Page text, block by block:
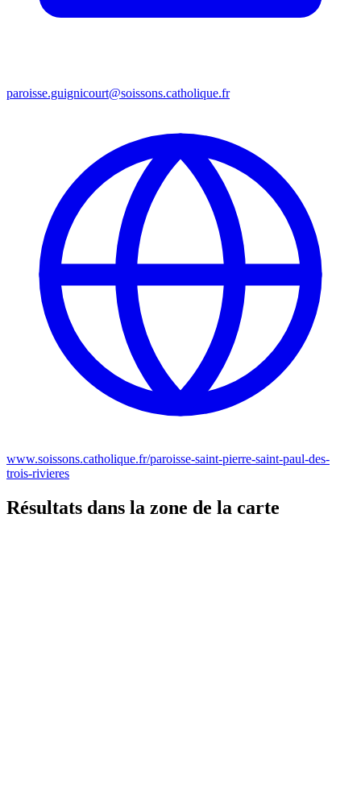
paroisse.guignicourt@soissons.catholique.fr
www.soissons.catholique.fr/paroisse-saint-pierre-saint-paul-des-
trois-rivieres
Résultats dans la zone de la carte